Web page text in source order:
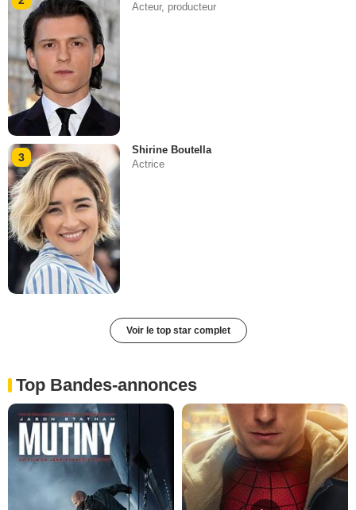
Acteur, producteur
3
Shirine Boutella
Actrice
Voir le top star complet
Top Bandes-annonces